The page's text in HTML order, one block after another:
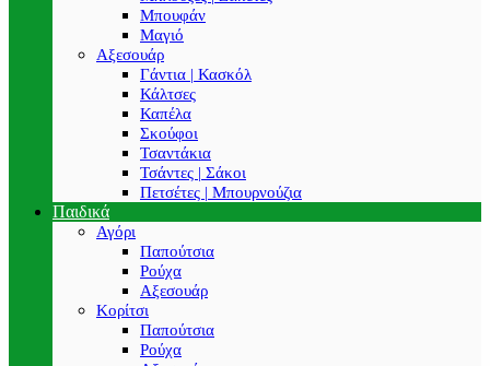
Μπουφάν
Μαγιό
Αξεσουάρ
Γάντια | Κασκόλ
Κάλτσες
Καπέλα
Σκούφοι
Τσαντάκια
Τσάντες | Σάκοι
Πετσέτες | Μπουρνούζια
Παιδικά
Αγόρι
Παπούτσια
Ρούχα
Αξεσουάρ
Κορίτσι
Παπούτσια
Ρούχα